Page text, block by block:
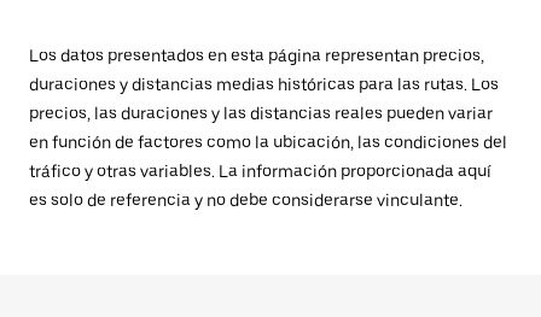
Los datos presentados en esta página representan precios,
duraciones y distancias medias históricas para las rutas. Los
precios, las duraciones y las distancias reales pueden variar
en función de factores como la ubicación, las condiciones del
tráfico y otras variables. La información proporcionada aquí
es solo de referencia y no debe considerarse vinculante.